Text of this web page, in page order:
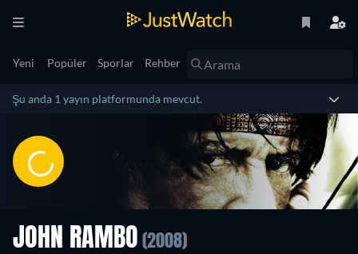
Yeni Popüler Sporlar Rehber
Şu anda 1 yayın platformunda mevcut.
JOHN RAMBO (2008)